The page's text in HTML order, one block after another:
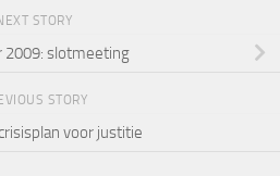
STORY
2009: slotmeeting
STORY
voor justitie